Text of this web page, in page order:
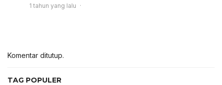
1 tahun yang lalu
Komentar ditutup.
TAG POPULER